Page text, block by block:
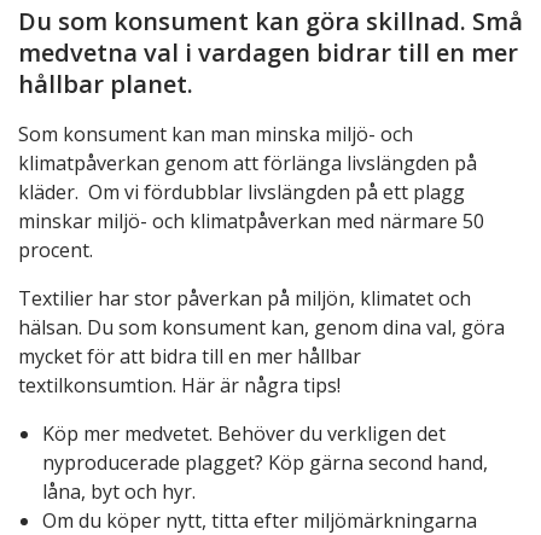
Du som konsument kan göra skillnad. Små
medvetna val i vardagen bidrar till en mer
hållbar planet.
Som konsument kan man minska miljö- och
klimatpåverkan genom att förlänga livslängden på
kläder. Om vi fördubblar livslängden på ett plagg
minskar miljö- och klimatpåverkan med närmare 50
procent.
Textilier har stor påverkan på miljön, klimatet och
hälsan. Du som konsument kan, genom dina val, göra
mycket för att bidra till en mer hållbar
textilkonsumtion. Här är några tips!
Köp mer medvetet. Behöver du verkligen det
nyproducerade plagget? Köp gärna second hand,
låna, byt och hyr.
Om du köper nytt, titta efter miljömärkningarna